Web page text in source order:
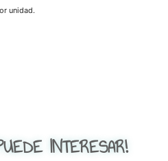
unidad.
INTERESAR!